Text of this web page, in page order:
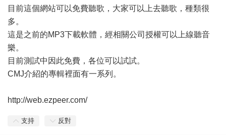
目前這個網站可以免費聽歌，大家可以上去聽歌，種類很
多。
這是之前的MP3下載軟體，經相關公司授權可以上線聽音
樂。
目前測試中因此免費，各位可以試試。
CMJ介紹的專輯裡面有一系列。
http://web.ezpeer.com/
支持 反對